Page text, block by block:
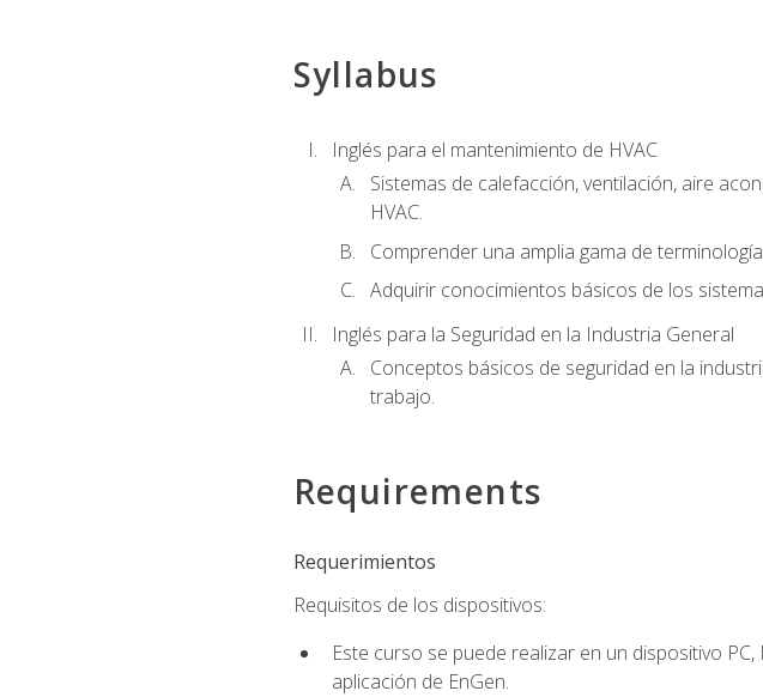
Syllabus
Inglés para el mantenimiento de HVAC
Sistemas de calefacción, ventilación, aire
HVAC.
Comprender una amplia gama de
Adquirir conocimientos básicos de los
Inglés para la Seguridad en la Industria General
Conceptos básicos de seguridad en la
trabajo.
Requirements
Requerimientos
Requisitos de los dispositivos:
Este curso se puede realizar en un dispositivo
aplicación de EnGen.